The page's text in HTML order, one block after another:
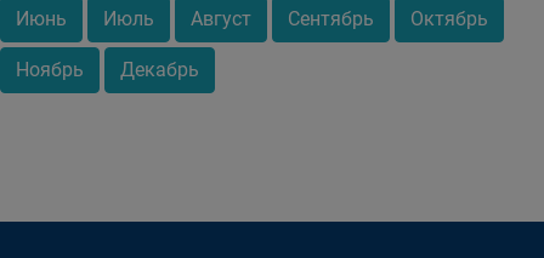
Июнь Июль Август Сентябрь Октябрь
Ноябрь Декабрь